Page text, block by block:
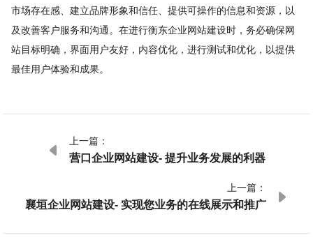
市场存在感、建立品牌形象和信任、提供可操作的信息和资源，以
及改善客户服务和沟通。在进行衡东企业网站建设时，务必确保网
站目标明确，界面用户友好，内容优化，进行测试和优化，以提供
最佳用户体验和成果。

上一篇：
营口企业网站建设- 提升业务发展的利器
上一篇：
襄垣企业网站建设- 实现您业务的在线展示和推广
